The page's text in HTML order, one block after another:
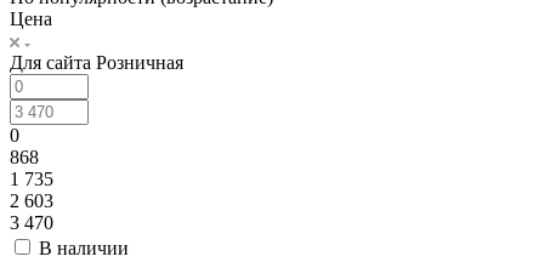
Цена
Для сайта Розничная
0
868
1 735
2 603
3 470
В наличии